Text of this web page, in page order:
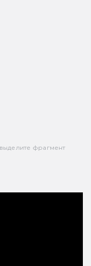
фрагмент